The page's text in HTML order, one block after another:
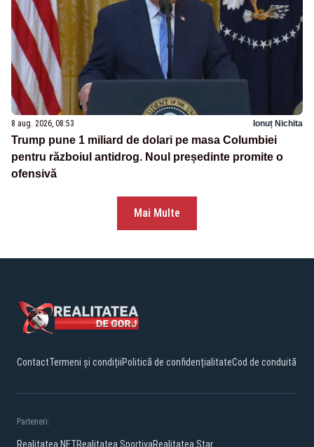
8 aug. 2026, 08:53 Ionuț Nichita
Trump pune 1 miliard de dolari pe masa Columbiei
pentru războiul antidrog. Noul președinte promite o
ofensivă
Mai Multe
ContactTermeni și condițiiPolitică de confidențialitateCod de conduită
Parteneri:
Realitatea.NETRealitatea SportivaRealitatea Star